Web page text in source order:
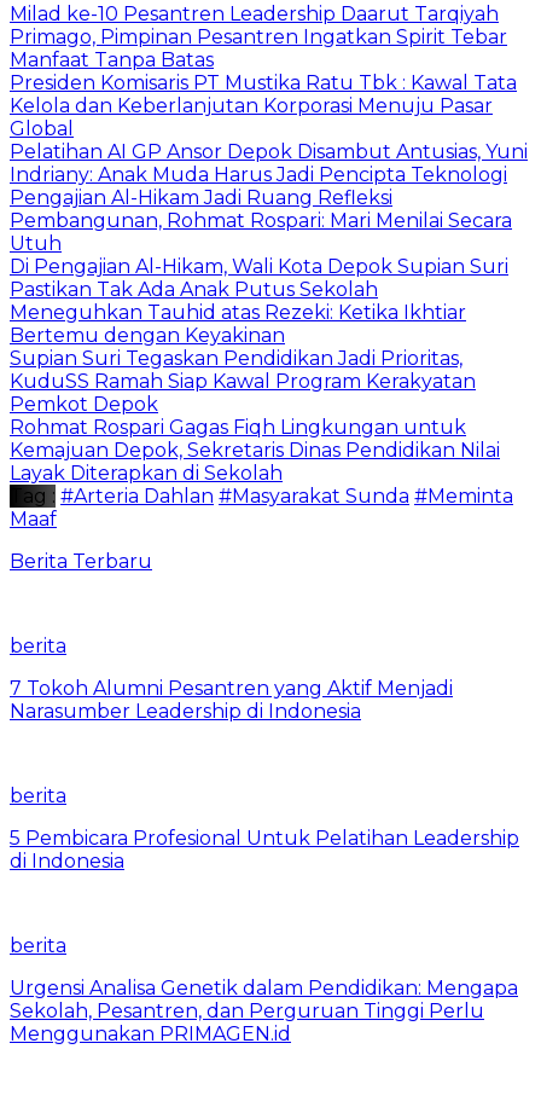
Milad ke-10 Pesantren Leadership Daarut Tarqiyah
Primago, Pimpinan Pesantren Ingatkan Spirit Tebar
Manfaat Tanpa Batas
Presiden Komisaris PT Mustika Ratu Tbk : Kawal Tata
Kelola dan Keberlanjutan Korporasi Menuju Pasar
Global
Pelatihan AI GP Ansor Depok Disambut Antusias, Yuni
Indriany: Anak Muda Harus Jadi Pencipta Teknologi
Pengajian Al-Hikam Jadi Ruang Refleksi
Pembangunan, Rohmat Rospari: Mari Menilai Secara
Utuh
Di Pengajian Al-Hikam, Wali Kota Depok Supian Suri
Pastikan Tak Ada Anak Putus Sekolah
Meneguhkan Tauhid atas Rezeki: Ketika Ikhtiar
Bertemu dengan Keyakinan
Supian Suri Tegaskan Pendidikan Jadi Prioritas,
KuduSS Ramah Siap Kawal Program Kerakyatan
Pemkot Depok
Rohmat Rospari Gagas Fiqh Lingkungan untuk
Kemajuan Depok, Sekretaris Dinas Pendidikan Nilai
Layak Diterapkan di Sekolah
Tag : #Arteria Dahlan #Masyarakat Sunda #Meminta
Maaf
Berita Terbaru
berita
7 Tokoh Alumni Pesantren yang Aktif Menjadi
Narasumber Leadership di Indonesia
berita
5 Pembicara Profesional Untuk Pelatihan Leadership
di Indonesia
berita
Urgensi Analisa Genetik dalam Pendidikan: Mengapa
Sekolah, Pesantren, dan Perguruan Tinggi Perlu
Menggunakan PRIMAGEN.id